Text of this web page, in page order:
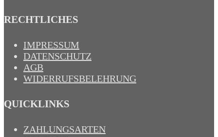
RECHTLICHES
IMPRESSUM
DATENSCHUTZ
AGB
WIDERRUFSBELEHRUNG
QUICKLINKS
ZAHLUNGSARTEN